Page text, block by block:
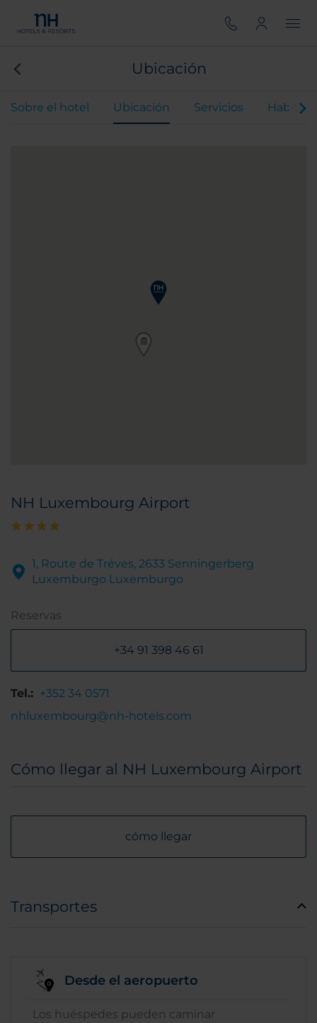
Ubicación
Sobre el hotel Ubicación Servicios
NH Luxembourg Airport
1, Route de Tréves, 2633 Senningerberg
Luxemburgo Luxemburgo
Reservas
+34 91 398 46 61
Tel.: +352 34 0571
nhluxembourg@nh-hotels.com
Cómo llegar al NH Luxembourg Airport
cómo llegar
Transportes
Desde el aeropuerto
Los huéspedes pueden caminar